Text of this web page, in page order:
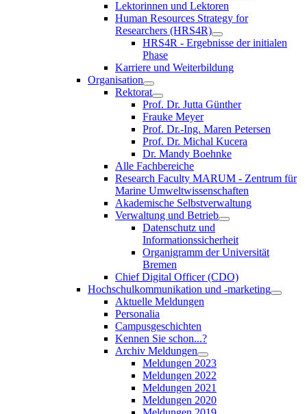
Lektorinnen und Lektoren
Human Resources Strategy for
Researchers (HRS4R)
HRS4R - Ergebnisse der initialen
Phase
Karriere und Weiterbildung
Organisation
Rektorat
Prof. Dr. Jutta Günther
Frauke Meyer
Prof. Dr.-Ing. Maren Petersen
Prof. Dr. Michal Kucera
Dr. Mandy Boehnke
Alle Fachbereiche
Research Faculty MARUM - Zentrum für
Marine Umweltwissenschaften
Akademische Selbstverwaltung
Verwaltung und Betrieb
Datenschutz und
Informationssicherheit
Organigramm der Universität
Bremen
Chief Digital Officer (CDO)
Hochschulkommunikation und -marketing
Aktuelle Meldungen
Personalia
Campusgeschichten
Kennen Sie schon...?
Archiv Meldungen
Meldungen 2023
Meldungen 2022
Meldungen 2021
Meldungen 2020